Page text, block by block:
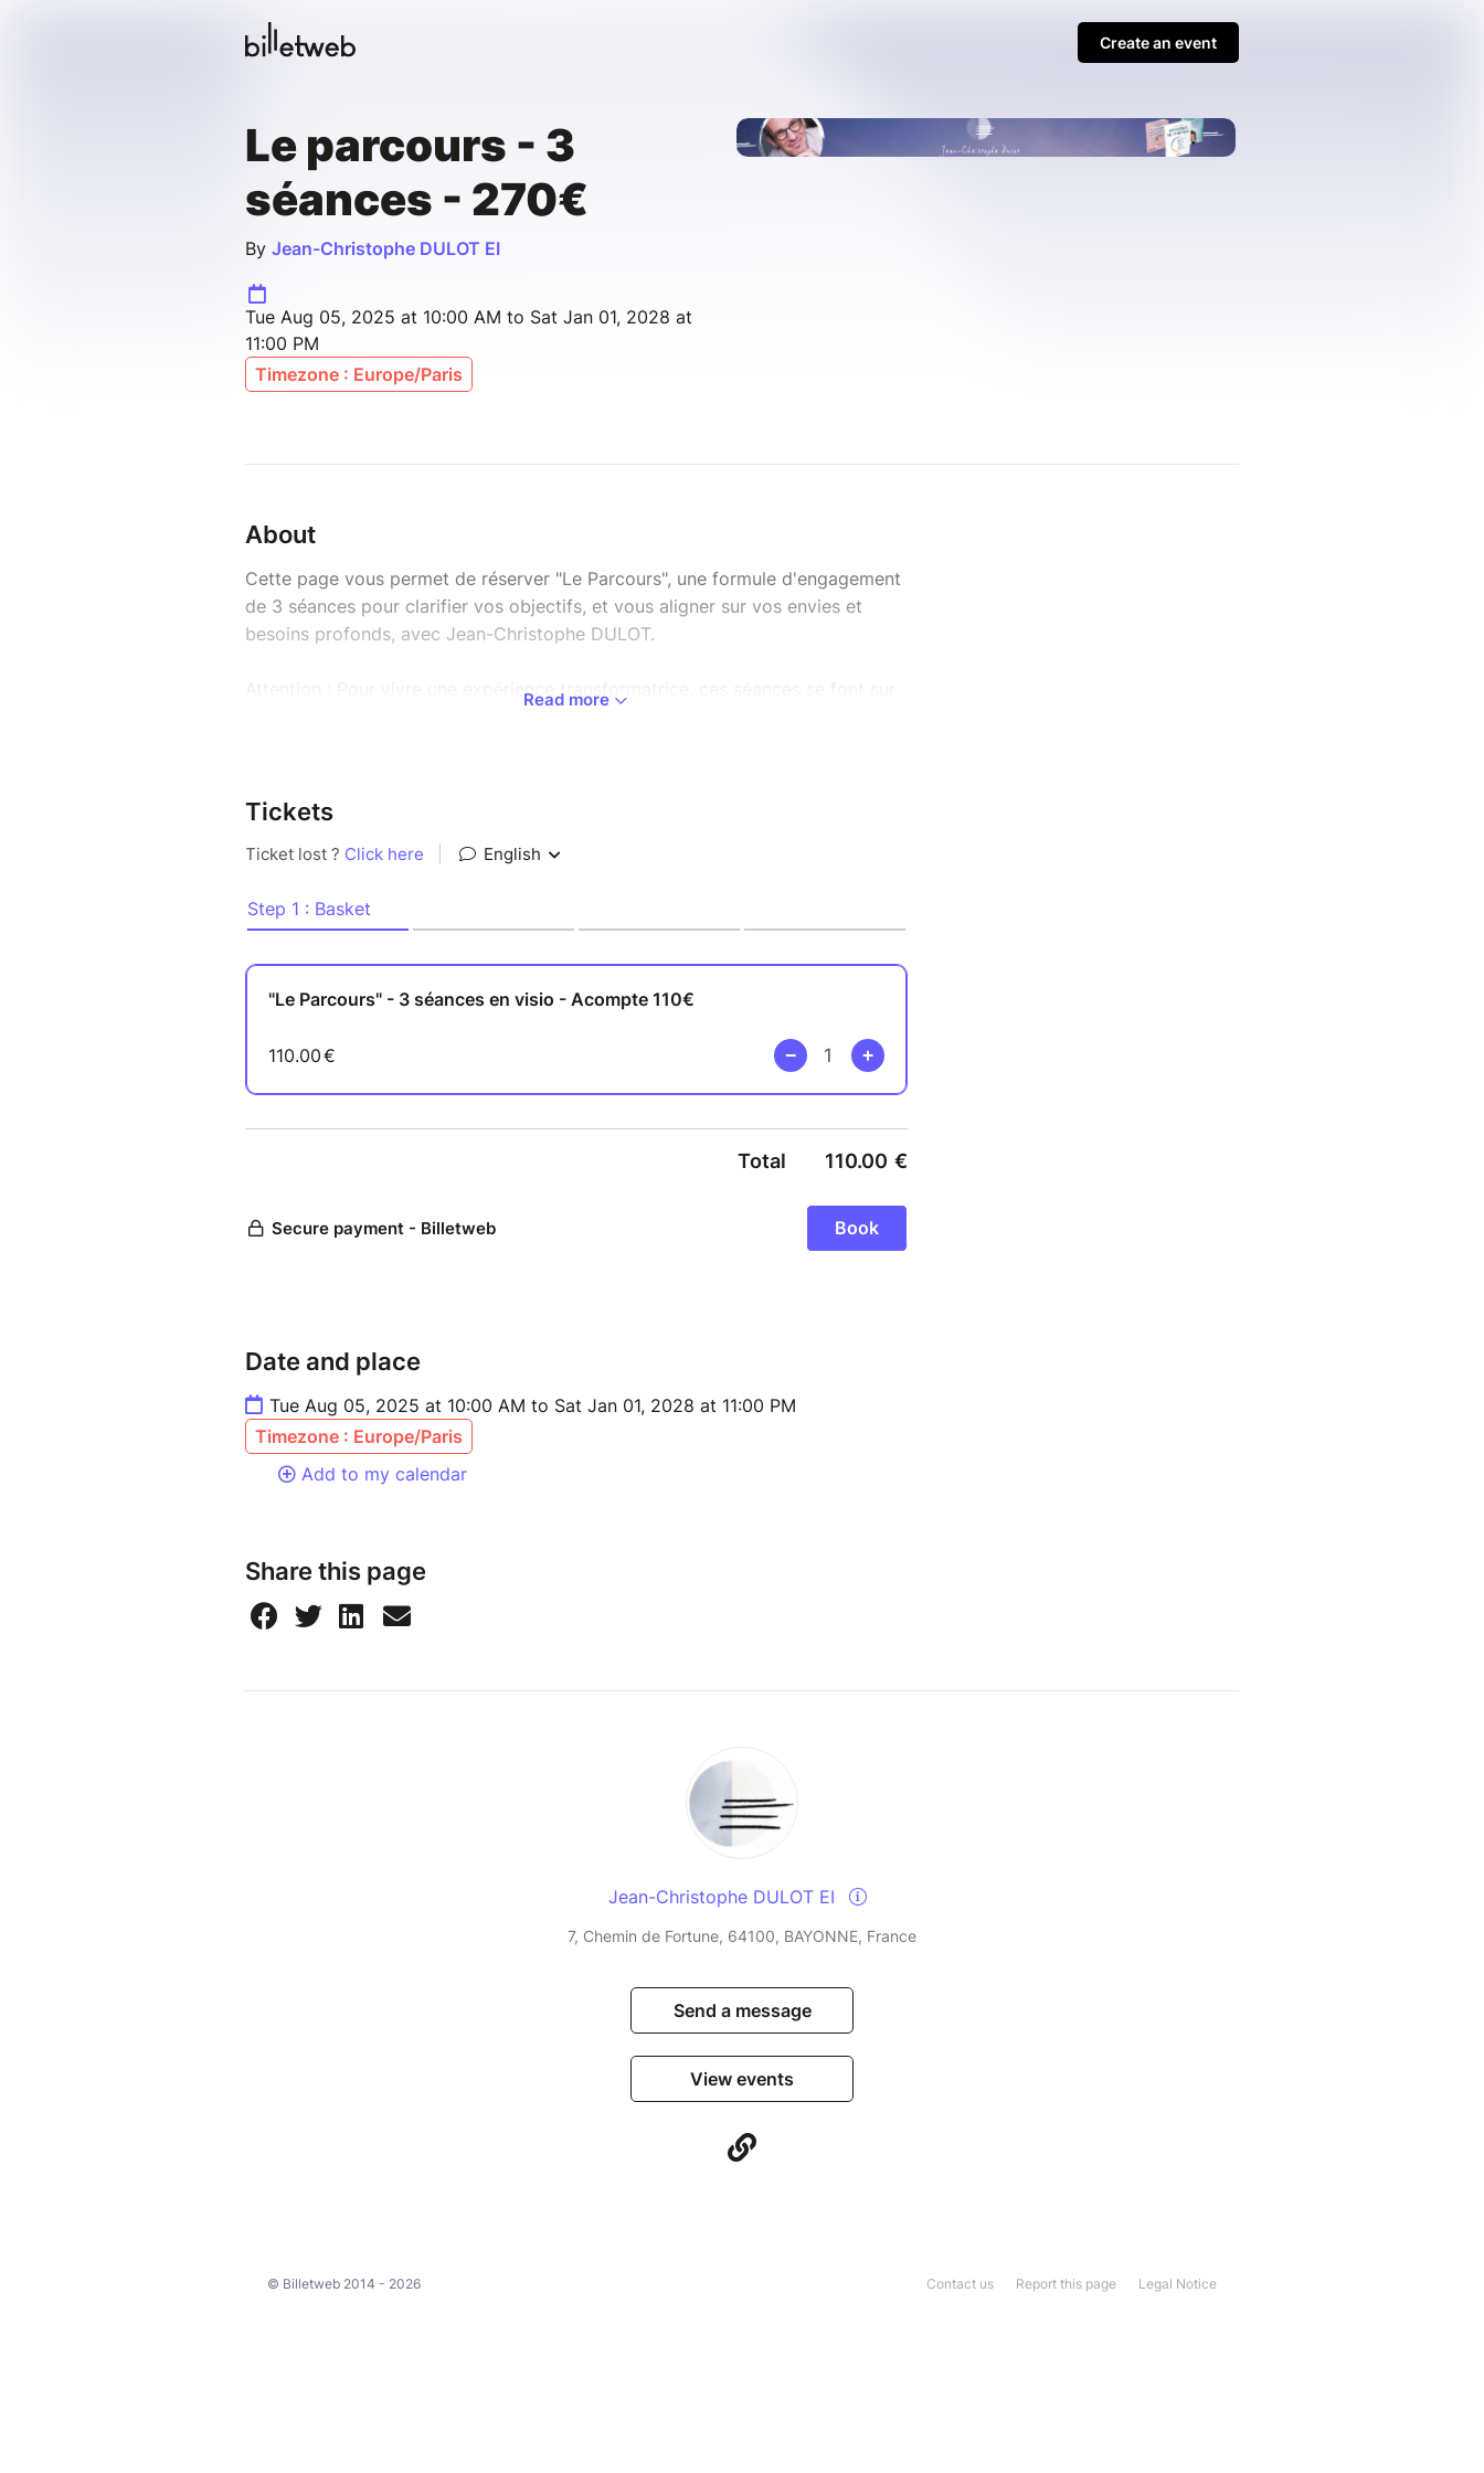
Create an event
Le parcours - 3
séances - 270€
By Jean-Christophe DULOT EI
Tue Aug 05, 2025 at 10:00 AM to Sat Jan 01, 2028 at
11:00 PM
Timezone : Europe/Paris
About
Cette page vous permet de réserver "Le Parcours", une formule d'engagement
de 3 séances pour clarifier vos objectifs, et vous aligner sur vos envies et
besoins profonds, avec Jean-Christophe DULOT.
Attention : Pour vivre une expérience transformatrice, ces séances se font sur
Initiale, et nous fixons un RDV.
Vous recevrez un questionnaire qui vous permettra de faire le point sur votre
demande, et sur lequel nous prendrons appui lors de l'accompagnement.
Une fois réglé, le RDV doit être honoré. Si vous avez un empêchement, nous
pouvons décaler votre RDV dans la mesure où vous me prévenez 2 jours
ouvrés à l'avance.
moment de la 2ème et 3ème séance.
Read more
Tickets
Date and place
Tue Aug 05, 2025 at 10:00 AM to Sat Jan 01, 2028 at 11:00 PM
Timezone : Europe/Paris
Add to my calendar
Share this page
Jean-Christophe DULOT EI
7, Chemin de Fortune, 64100, BAYONNE, France
Send a message
View events
© Billetweb 2014 - 2026 Legal Notice
Report this page
Contact us